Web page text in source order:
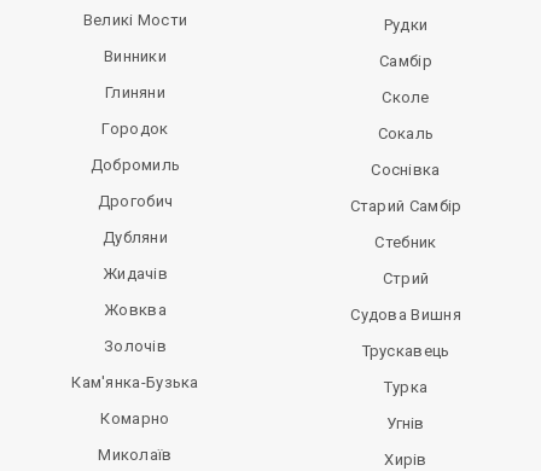
Великі Мости
Винники
Глиняни
Городок
Добромиль
Дрогобич
Дубляни
Жидачів
Жовква
Золочів
Кам'янка-Бузька
Комарно
Миколаїв
Рудки
Самбір
Сколе
Сокаль
Соснівка
Старий Самбір
Стебник
Стрий
Судова Вишня
Трускавець
Турка
Угнів
Хирів